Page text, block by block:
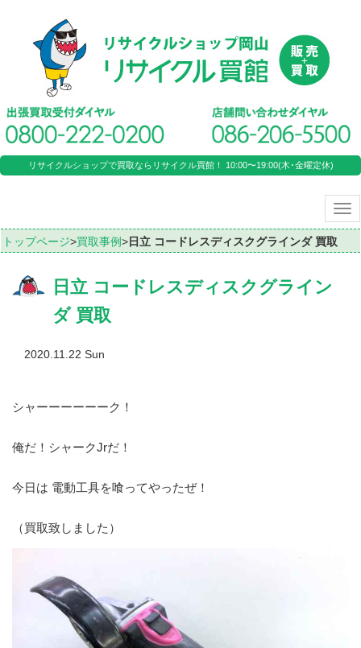
リサイクルショップで買取ならリサイクル買館！ 10:00〜19:00(木･金曜定休)
トップページ>買取事例>日立 コードレスディスクグラインダ 買取
日立 コードレスディスクグライン
ダ 買取
2020.11.22 Sun
シャーーーーーーク！
俺だ！シャークJrだ！
今日は 電動工具を喰ってやったぜ！
（買取致しました）